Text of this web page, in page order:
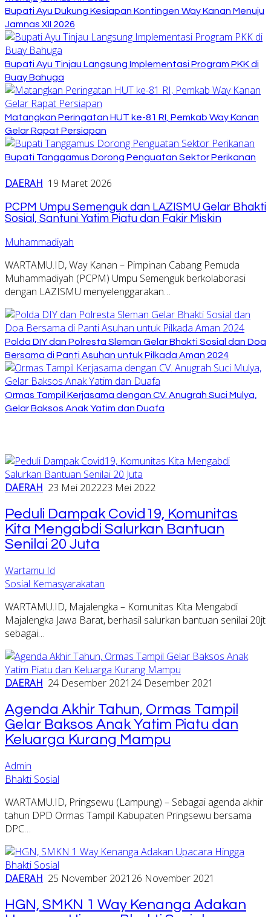
Bupati Ayu Dukung Kesiapan Kontingen Way Kanan Menuju
Jamnas XII 2026
Bupati Ayu Tinjau Langsung Implementasi Program PKK di
Buay Bahuga
Matangkan Peringatan HUT ke-81 RI, Pemkab Way Kanan
Gelar Rapat Persiapan
Bupati Tanggamus Dorong Penguatan Sektor Perikanan
DAERAH 19 Maret 2026
PCPM Umpu Semenguk dan LAZISMU Gelar Bhakti
Sosial, Santuni Yatim Piatu dan Fakir Miskin
Muhammadiyah
WARTAMU.ID, Way Kanan – Pimpinan Cabang Pemuda
Muhammadiyah (PCPM) Umpu Semenguk berkolaborasi
dengan LAZISMU menyelenggarakan…
Polda DIY dan Polresta Sleman Gelar Bhakti Sosial dan Doa
Bersama di Panti Asuhan untuk Pilkada Aman 2024
Ormas Tampil Kerjasama dengan CV. Anugrah Suci Mulya,
Gelar Baksos Anak Yatim dan Duafa
DAERAH 23 Mei 202223 Mei 2022
Peduli Dampak Covid19, Komunitas
Kita Mengabdi Salurkan Bantuan
Senilai 20 Juta
Wartamu Id
Sosial Kemasyarakatan
WARTAMU.ID, Majalengka – Komunitas Kita Mengabdi
Majalengka Jawa Barat, berhasil salurkan bantuan senilai 20jt
sebagai…
DAERAH 24 Desember 2021 24 Desember 2021
Agenda Akhir Tahun, Ormas Tampil
Gelar Baksos Anak Yatim Piatu dan
Keluarga Kurang Mampu
Admin
Bhakti Sosial
WARTAMU.ID, Pringsewu (Lampung) – Sebagai agenda akhir
tahun DPD Ormas Tampil Kabupaten Pringsewu bersama
DPC…
DAERAH 25 November 2021 26 November 2021
HGN, SMKN 1 Way Kenanga Adakan